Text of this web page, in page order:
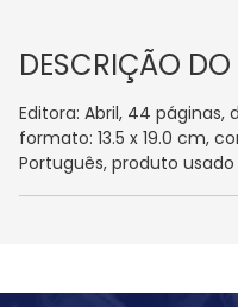
DESCRIÇÃO
Editora: Abril, 44 páginas,
formato: 13.5 x 19.0 cm,
Português, produto usado